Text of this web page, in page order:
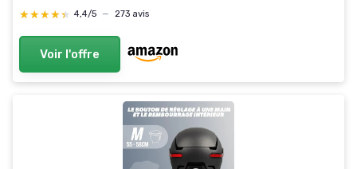
pour Le E-Bike et S-Pedelec Scooter Electrique M
★★★★★
★★★★★ 4,4/5 — 273 avis
Voir l'offre